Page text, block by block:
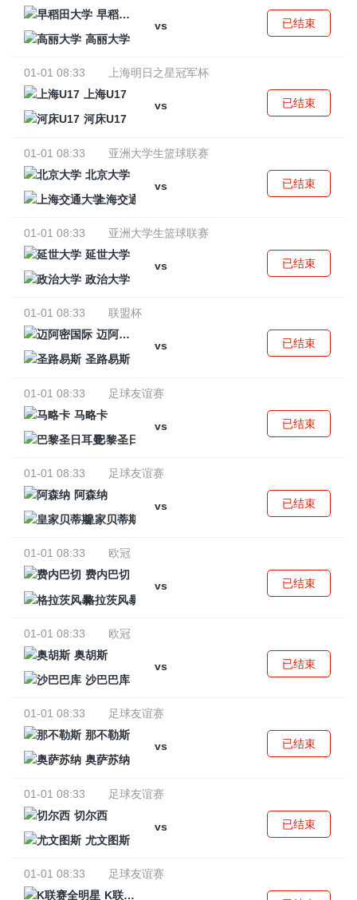
早稻田大学
vs
高丽大学
已结束
01-01 08:33
上海明日之星冠军杯
上海U17
vs
河床U17
已结束
01-01 08:33
亚洲大学生篮球联赛
北京大学
vs
上海交通大学
已结束
01-01 08:33
亚洲大学生篮球联赛
延世大学
vs
政治大学
已结束
01-01 08:33
联盟杯
迈阿密国际
vs
圣路易斯
已结束
01-01 08:33
足球友谊赛
马略卡
vs
巴黎圣日耳曼
已结束
01-01 08:33
足球友谊赛
阿森纳
vs
皇家贝蒂斯
已结束
01-01 08:33
欧冠
费内巴切
vs
格拉茨风暴
已结束
01-01 08:33
欧冠
奥胡斯
vs
沙巴巴库
已结束
01-01 08:33
足球友谊赛
那不勒斯
vs
奥萨苏纳
已结束
01-01 08:33
足球友谊赛
切尔西
vs
尤文图斯
已结束
01-01 08:33
足球友谊赛
K联赛全明星